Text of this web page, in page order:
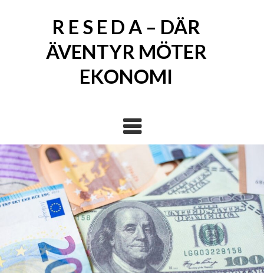
R E S E D A – DÄR
ÄVENTYR MÖTER
EKONOMI